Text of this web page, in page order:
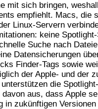
mit sich bringen,
empfiehlt. Macs, die
Linux-Servern
keine
Suche nach
Datensicherungen
Finder-Tags sowie
der Apple- und der
die
aus, dass Apple
in zukünftigen Versionen